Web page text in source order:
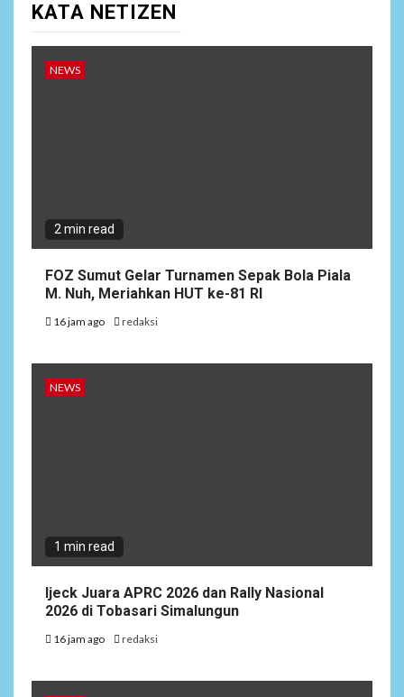
KATA NETIZEN
NEWS
2 min read
FOZ Sumut Gelar Turnamen Sepak Bola Piala
M. Nuh, Meriahkan HUT ke-81 RI
16 jam ago redaksi
NEWS
1 min read
Ijeck Juara APRC 2026 dan Rally Nasional
2026 di Tobasari Simalungun
16 jam ago redaksi